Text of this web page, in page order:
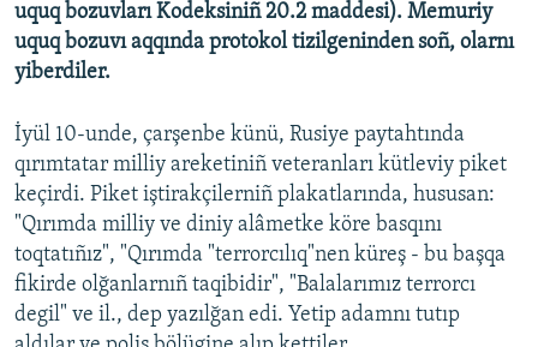
uquq bozuvları Kodeksiniñ 20.2 maddesi). Memuriy
uquq bozuvı aqqında protokol tizilgeninden soñ, olarnı
yiberdiler.
İyül 10-unde, çarşenbe künü, Rusiye paytahtında
qırımtatar milliy areketiniñ veteranları kütleviy piket
keçirdi. Piket iştirakçilerniñ plakatlarında, hususan:
"Qırımda milliy ve diniy alâmetke köre basqını
toqtatıñız", "Qırımda "terrorcılıq"nen küreş - bu başqa
fikirde olğanlarnıñ taqibidir", "Balalarımız terrorcı
degil" ve il., dep yazılğan edi. Yetip adamnı tutıp